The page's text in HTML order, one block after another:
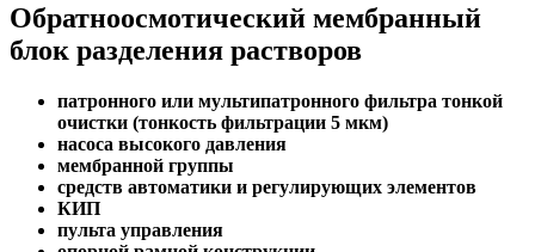
Обратноосмотический мембранный
блок разделения растворов
патронного или мультипатронного фильтра тонкой
очистки (тонкость фильтрации 5 мкм)
насоса высокого давления
мембранной группы
средств автоматики и регулирующих элементов
КИП
пульта управления